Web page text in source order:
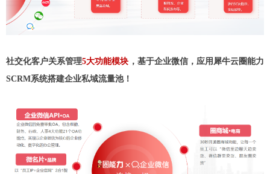
社交化客户关系管理5大功能模块 ，基于企业微信，应用犀牛云圈能力
SCRM系统搭建企业私域流量池！